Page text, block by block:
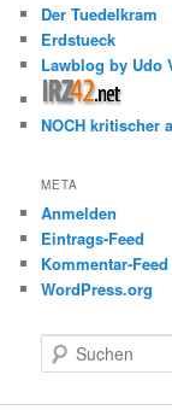
Der Tuedelkram
Erdstueck
Lawblog by Udo
NOCH kritischer
META
Anmelden
Eintrags-Feed
Kommentar-Feed
WordPress.org
u